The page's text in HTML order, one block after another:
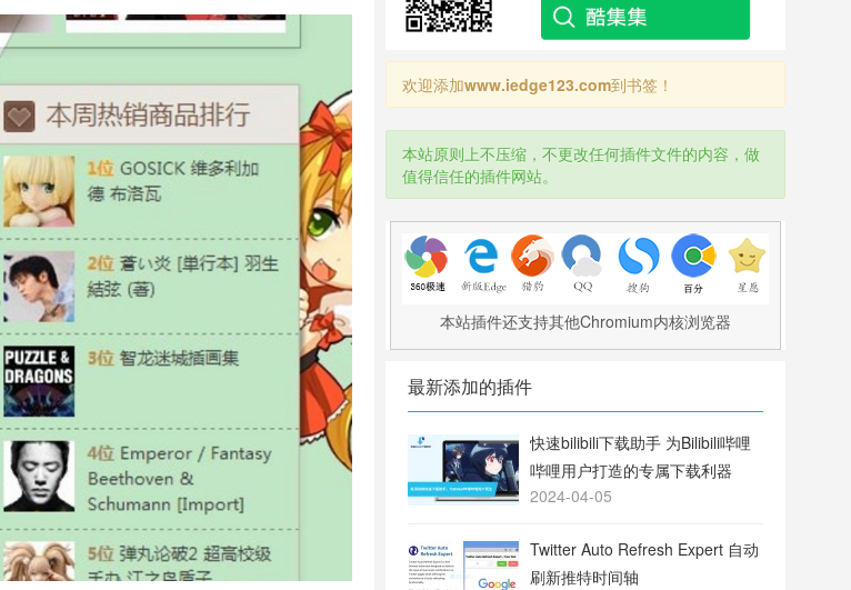
欢迎添加www.iedge123.com到书签！
本站原则上不压缩，不更改任何插件文件的内容，做
值得信任的插件网站。
本站插件还支持其他Chromium内核浏览器
最新添加的插件
快速bilibili下载助手 为Bilibili哔哩
哔哩用户打造的专属下载利器
2024-04-05
Twitter Auto Refresh Expert 自动
刷新推特时间轴